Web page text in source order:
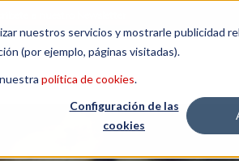
nuestros servicios y mostrarle publicidad
(por ejemplo, páginas visitadas).
política de cookies.
Configuración de las
cookies